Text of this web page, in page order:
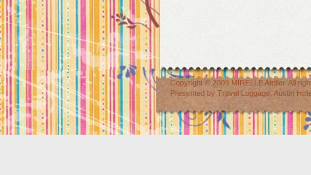
Copyright © 2009 MIRELLE Atelier. All
Presented by Travel Luggage Austin